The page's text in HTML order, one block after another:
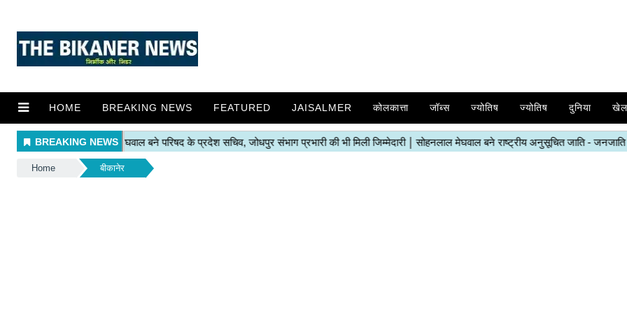
HOME BREAKING NEWS FEATURED JAISALMER कोलकात्ता जॉब्स ज्योतिष ज्योतिष दुनिया खेल
Home बीकानेर